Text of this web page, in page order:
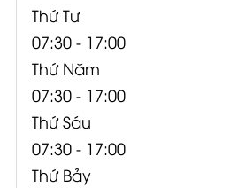
Thứ Tư
07:30 - 17:00
Thứ Năm
07:30 - 17:00
Thứ Sáu
07:30 - 17:00
Thứ Bảy